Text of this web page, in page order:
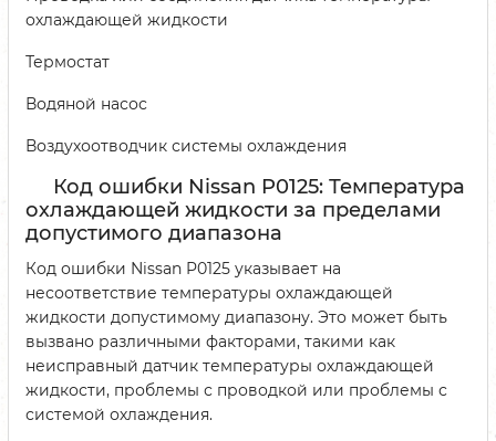
охлаждающей жидкости
Термостат
Водяной насос
Воздухоотводчик системы охлаждения
Код ошибки Nissan P0125: Температура
охлаждающей жидкости за пределами
допустимого диапазона
Код ошибки Nissan P0125 указывает на
несоответствие температуры охлаждающей
жидкости допустимому диапазону. Это может быть
вызвано различными факторами, такими как
неисправный датчик температуры охлаждающей
жидкости, проблемы с проводкой или проблемы с
системой охлаждения.